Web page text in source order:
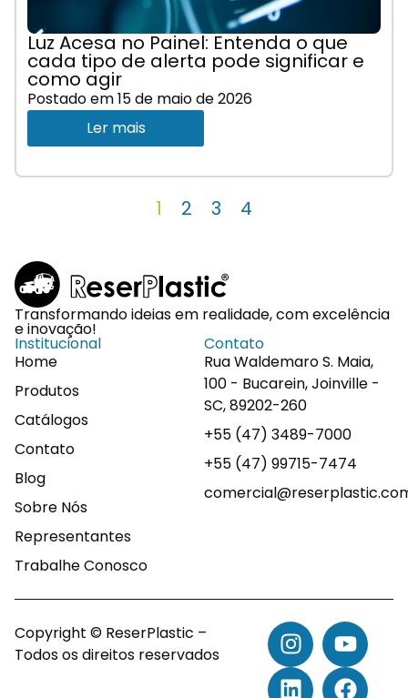
Luz Acesa no Painel: Entenda o que
cada tipo de alerta pode significar e
como agir
Postado em15 de maio de 2026
Ler mais
1 2 3 4
Transformando ideias em realidade, com excelência
e inovação!
Institucional
Home
Produtos
Catálogos
Contato
Blog
Sobre Nós
Representantes
Trabalhe Conosco
Contato
Rua Waldemaro S. Maia,
100 - Bucarein, Joinville -
SC, 89202-260
+55 (47) 3489-7000
+55 (47) 99715-7474
Copyright © ReserPlastic –
Todos os direitos reservados